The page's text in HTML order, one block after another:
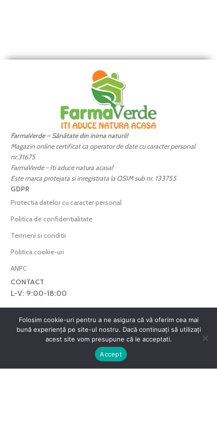
FarmaVerde – Sănătate din inima naturii!
Magazin online certificat ca operator de date cu caracter personal
nr.31675
FarmaVerde - Iti aduce natura acasa!
Este marca protejata si inregistrata la OSIM sub nr. 133755
GDPR
Protectia datelor cu caracter personal
Politica de confidentialitate
Termeni si conditii
Politica cookie-uri
ANPC
CONTACT
L-V: 9:00-18:00
farmaverdero@yahoo.com
WhatsApp
Folosim cookie-uri pentru a ne asigura că vă oferim cea mai
bună experiență pe site-ul nostru. Dacă continuați să utilizați
acest site vom presupune că le acceptati.
Accept